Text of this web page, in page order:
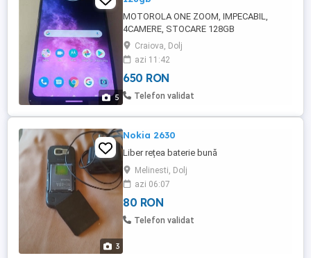
5
MOTOROLA ONE ZOOM, IMPECABIL,
4CAMERE, STOCARE 128GB
Craiova, Dolj
azi 11:42
650 RON
Telefon validat
3
Nokia 2630
Liber rețea baterie bună
Melinesti, Dolj
azi 06:07
80 RON
Telefon validat